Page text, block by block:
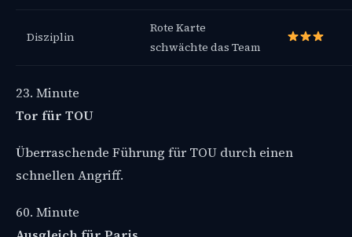
Disziplin
Rote Karte
schwächte das Team
23. Minute
Tor für TOU
Überraschende Führung für TOU durch einen
schnellen Angriff.
60. Minute